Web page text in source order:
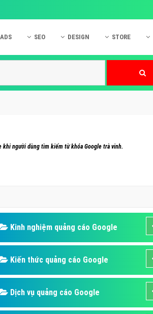
Domain & Hosting
phần mềm
quảng cáo TVC
SEO DESIGN STORE
khi người dùng tìm kiếm từ khóa Google trà vinh.
Kinh nghiệm quảng cáo Google
Kiến thức quảng cáo Google
Dịch vụ quảng cáo Google